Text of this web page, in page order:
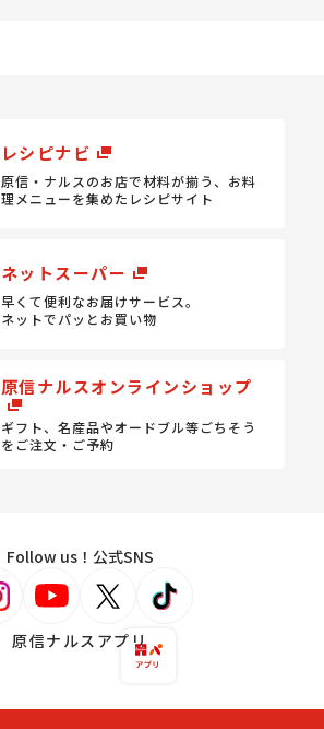
レシピナビ
原信・ナルスのお店で材料が揃う、 お料
理メニューを集めたレシピサイト
ネットスーパー
早くて便利なお届けサービス。
ネットでパッとお買い物
原信ナルスオンラインショップ
ギフト、名産品やオードブル等ごちそう
をご注文・ご予約
Follow us！公式SNS
原信ナルスアプリ